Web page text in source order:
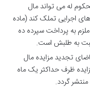
له می تواند مال
اجرایی تملک کند (ماده
ملزم به پرداخت سپرده ده
به طلبش است.
تجدید مزایده مال
ظرف حداکثر یک ماه
گردد.